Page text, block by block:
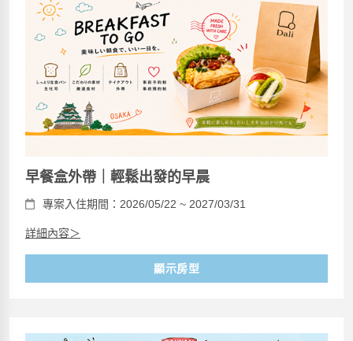
早餐盒外帶｜輕鬆出發的早晨
專案入住期間：2026/05/22 ~ 2027/03/31
詳細內容＞
顯示房型